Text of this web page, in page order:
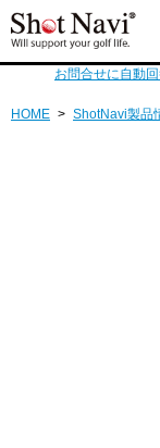
お問合せに自動
HOME > ShotNavi製品